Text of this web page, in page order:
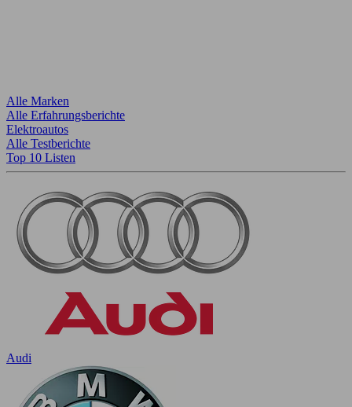
Alle Marken
Alle Erfahrungsberichte
Elektroautos
Alle Testberichte
Top 10 Listen
Audi